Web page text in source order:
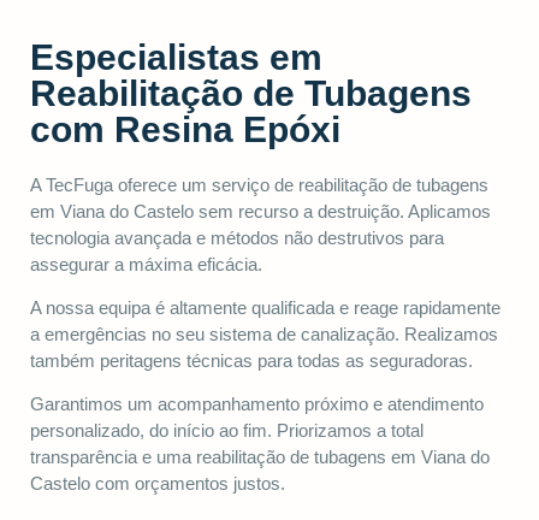
Especialistas em
Reabilitação de Tubagens
com Resina Epóxi
A TecFuga oferece um serviço de reabilitação de tubagens
em Viana do Castelo sem recurso a destruição. Aplicamos
tecnologia avançada e métodos não destrutivos para
assegurar a máxima eficácia.
A nossa equipa é altamente qualificada e reage rapidamente
a emergências no seu sistema de canalização. Realizamos
também peritagens técnicas para todas as seguradoras.
Garantimos um acompanhamento próximo e atendimento
personalizado, do início ao fim. Priorizamos a total
transparência e uma reabilitação de tubagens em Viana do
Castelo com orçamentos justos.